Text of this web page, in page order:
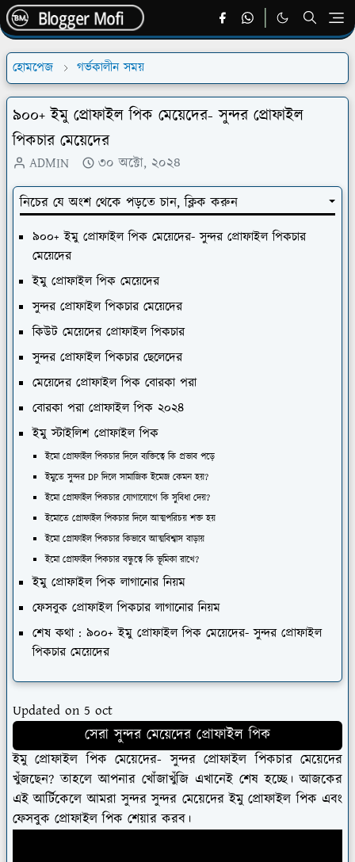
হোমপেজ গর্ভকালীন সময়
৯০০+ ইমু প্রোফাইল পিক মেয়েদের- সুন্দর প্রোফাইল
পিকচার মেয়েদের
ADMIN ৩০ অক্টো, ২০২৪
নিচের যে অংশ থেকে পড়তে চান, ক্লিক করুন
৯০০+ ইমু প্রোফাইল পিক মেয়েদের- সুন্দর প্রোফাইল পিকচার
মেয়েদের
ইমু প্রোফাইল পিক মেয়েদের
সুন্দর প্রোফাইল পিকচার মেয়েদের
কিউট মেয়েদের প্রোফাইল পিকচার
সুন্দর প্রোফাইল পিকচার ছেলেদের
মেয়েদের প্রোফাইল পিক বোরকা পরা
বোরকা পরা প্রোফাইল পিক ২০২৪
ইমু স্টাইলিশ প্রোফাইল পিক
ইমো প্রোফাইল পিকচার দিলে ব্যক্তিত্বে কি প্রভাব পড়ে
ইমুতে সুন্দর DP দিলে সামাজিক ইমেজ কেমন হয়?
ইমো প্রোফাইল পিকচার যোগাযোগে কি সুবিধা দেয়?
ইমোতে প্রোফাইল পিকচার দিলে আত্মপরিচয় শক্ত হয়
ইমো প্রোফাইল পিকচার কিভাবে আত্মবিশ্বাস বাড়ায়
ইমো প্রোফাইল পিকচার বন্ধুত্বে কি ভূমিকা রাখে?
ইমু প্রোফাইল পিক লাগানোর নিয়ম
ফেসবুক প্রোফাইল পিকচার লাগানোর নিয়ম
শেষ কথা : ৯০০+ ইমু প্রোফাইল পিক মেয়েদের- সুন্দর প্রোফাইল
পিকচার মেয়েদের
Updated on 5 oct
সেরা সুন্দর মেয়েদের প্রোফাইল পিক
ইমু প্রোফাইল পিক মেয়েদের- সুন্দর প্রোফাইল পিকচার মেয়েদের
খুঁজছেন? তাহলে আপনার খোঁজাখুঁজি এখানেই শেষ হচ্ছে। আজকের
এই আর্টিকেলে আমরা সুন্দর সুন্দর মেয়েদের ইমু প্রোফাইল পিক এবং
ফেসবুক প্রোফাইল পিক শেয়ার করব।